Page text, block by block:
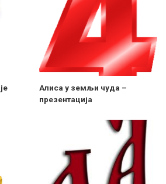
Алиса у земљи чуда –
презентација